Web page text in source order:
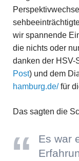
wir spannende
die nichts oder
danken der HSV-
Post) und dem
hamburg.de/für
Das sagten die
Es war